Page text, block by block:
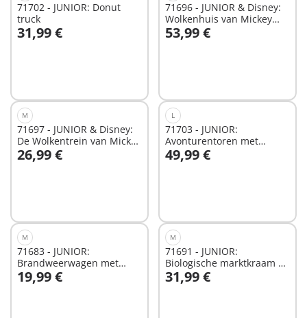
71702 - JUNIOR: Donut
truck
31,99 €
In winkelwagen
71696 - JUNIOR & Disney:
Wolkenhuis van Mickey
Mouse en Minnie Mouse
53,99 €
In winkelwagen
M
71697 - JUNIOR & Disney:
De Wolkentrein van Mickey
Mouse & Minnie Mouse
26,99 €
In winkelwagen
L
71703 - JUNIOR:
Avonturentoren met
ijscobooth
49,99 €
In winkelwagen
M
71683 - JUNIOR:
Brandweerwagen met
ladder
19,99 €
In winkelwagen
M
71691 - JUNIOR:
Biologische marktkraam &
heftruck
31,99 €
In winkelwagen